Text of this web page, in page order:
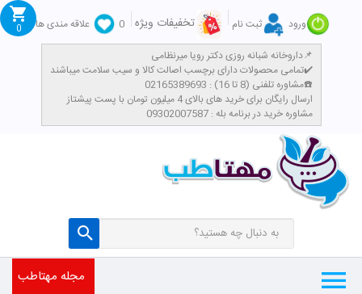
ورود ثبت نام تخفیفات ویژه 0
علاقه مندی ها
داروخانه شبانه روزی دکتر رویا میرنظامی📌
تمامی محصولات دارای برچسب اصالت کالا و سیب سلامت میباشند✔️
مشاوره تلفنی (8 تا 16) : 02165389693☎️
​ارسال رایگان برای خرید های بالای 4 میلیون تومان با پست پیشتاز
مشاوره خرید در برنامه بله : 09302007587
0
مجله مهتاطب